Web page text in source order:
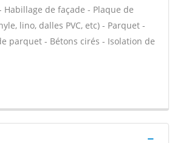
de façade - Plaque de
lino, dalles PVC, etc) - Parquet -
parquet - Bétons cirés - Isolation de